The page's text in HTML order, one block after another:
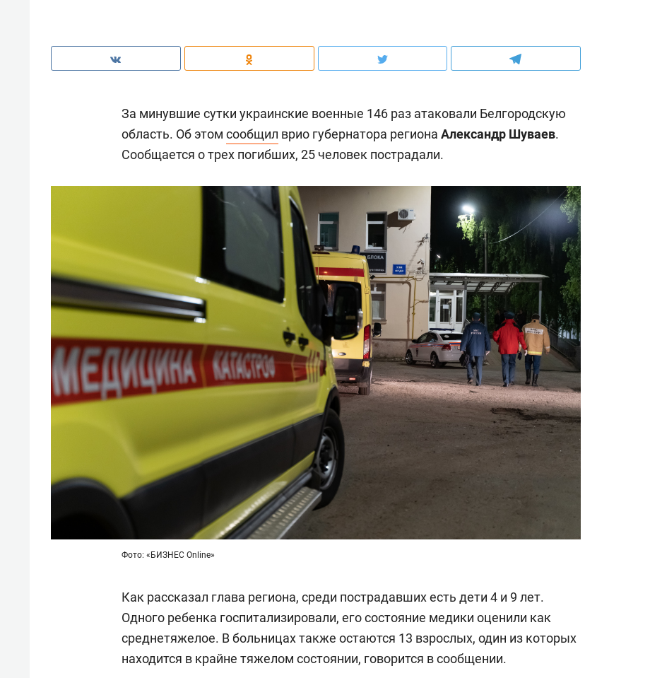
За минувшие сутки украинские военные 146 раз атаковали Белгородскую
область. Об этом сообщил врио губернатора региона Александр Шуваев.
Сообщается о трех погибших, 25 человек пострадали.
Фото: «БИЗНЕС Online»
Как рассказал глава региона, среди пострадавших есть дети 4 и 9 лет.
Одного ребенка госпитализировали, его состояние медики оценили как
среднетяжелое. В больницах также остаются 13 взрослых, один из которых
находится в крайне тяжелом состоянии, говорится в сообщении.